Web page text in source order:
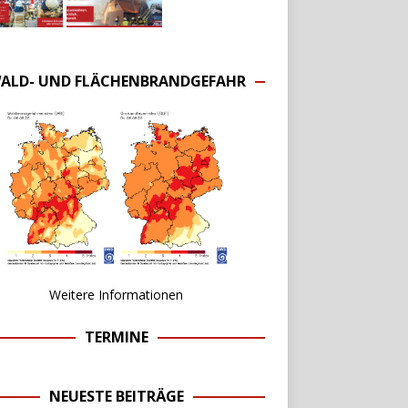
UND FLÄCHENBRANDGEFAHR
Weitere Informationen
TERMINE
NEUESTE BEITRÄGE